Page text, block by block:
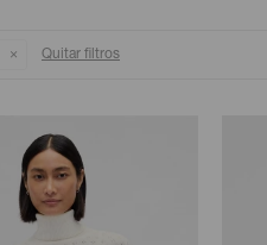
Quitar filtros